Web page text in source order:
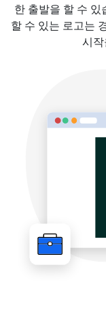
한 출발을 할 수 있
할 수 있는 로고는
시